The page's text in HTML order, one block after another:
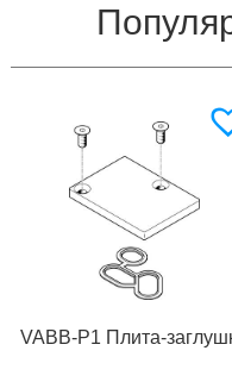
VABB-P1 Плита-